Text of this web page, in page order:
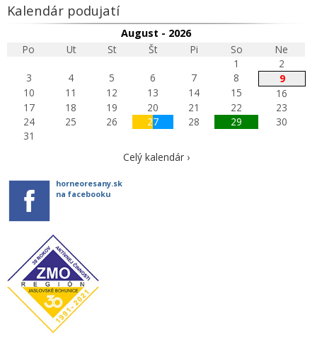
Kalendár podujatí
August - 2026
Po
Ut St Št Pi So
Ne
1
2
3
4 5 6 7 8
9
10
11 12 13 14 15
16
17
18 19 20 21 22
23
24
25 26 27 28 29
30
31
Celý kalendár ›
horneoresany.sk
na facebooku